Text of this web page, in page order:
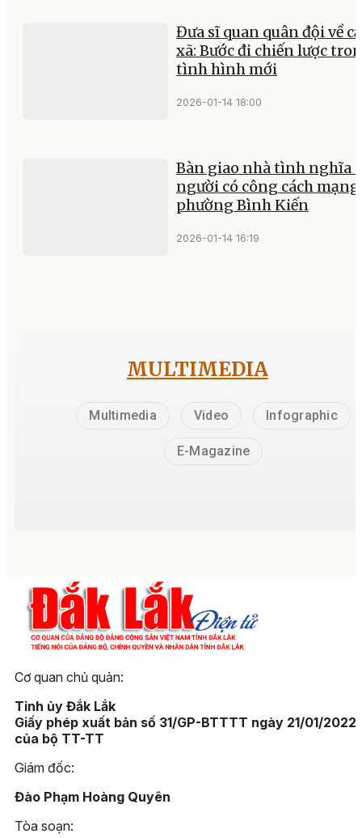
Đưa sĩ quan quân đội về
xã: Bước đi chiến lược
tình hình mới
2026-01-14 18:00
Bàn giao nhà tình nghĩa
người có công cách
phường Bình Kiến
2026-01-14 16:19
MULTIMEDIA
Multimedia Video Infographic
E-Magazine
Cơ quan chủ quản:
Tỉnh ủy Đắk Lắk
Giấy phép xuất bản số 31/GP-BTTTT ngày 21/01/2022
của bộ TT-TT
Giám đốc:
Đào Phạm Hoàng Quyên
Tòa soạn: